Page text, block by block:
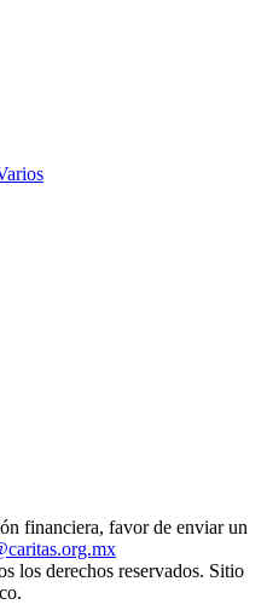
financiera, favor de enviar un
los derechos reservados. Sitio